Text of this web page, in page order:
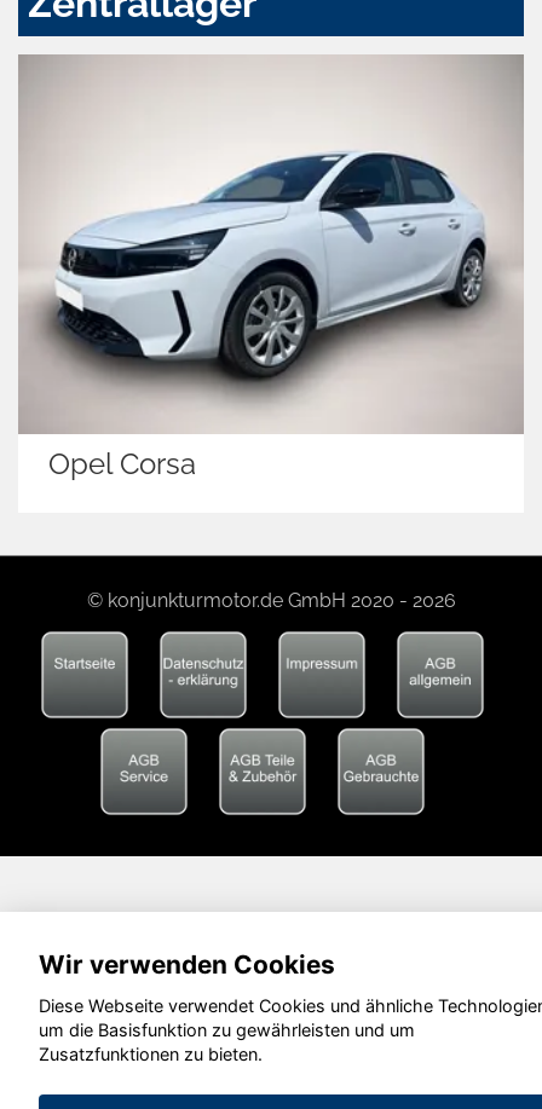
Opel Corsa
© konjunkturmotor.de GmbH 2020 - 2026
Wir verwenden Cookies
Diese Webseite verwendet Cookies und ähnliche
um die Basisfunktion zu gewährleisten und um
Zusatzfunktionen zu bieten.